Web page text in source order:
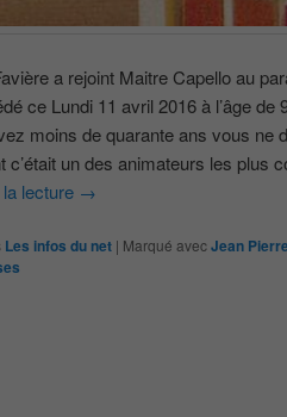
a rejoint Maitre Capello au
ce Lundi 11 avril 2016 à l’âge de
moins de quarante ans vous ne
c’était un des animateurs les plus
lecture →
Les infos du net | Marqué avecJean